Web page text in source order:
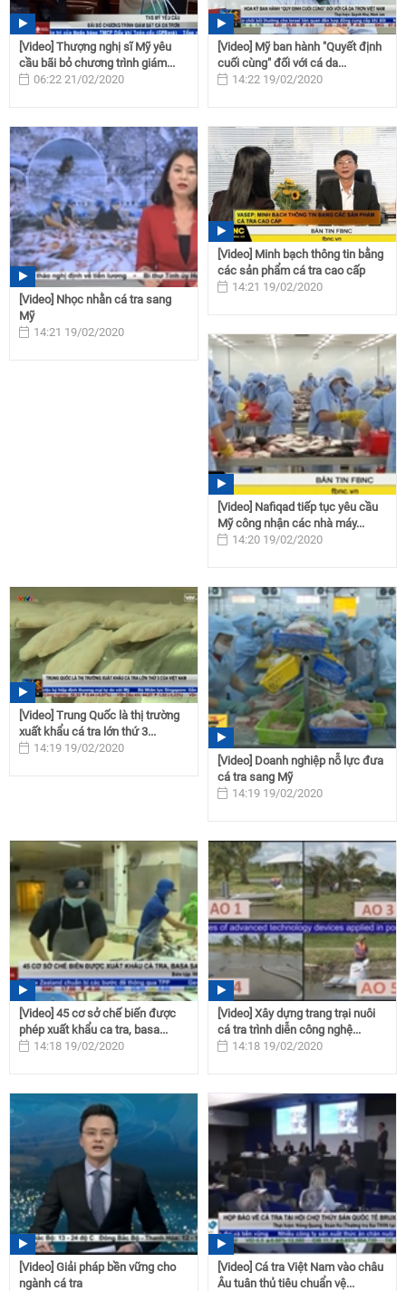
[Video] Thượng nghị sĩ Mỹ yêu
cầu bãi bỏ chương trình giám...
06:22 21/02/2020
[Video] Mỹ ban hành "Quyết định
cuối cùng" đối với cá da...
14:22 19/02/2020
[Video] Nhọc nhằn cá tra sang
Mỹ
14:21 19/02/2020
[Video] Minh bạch thông tin bằng
các sản phẩm cá tra cao cấp
14:21 19/02/2020
[Video] Nafiqad tiếp tục yêu cầu
Mỹ công nhận các nhà máy...
14:20 19/02/2020
[Video] Trung Quốc là thị trường
xuất khẩu cá tra lớn thứ 3...
14:19 19/02/2020
[Video] Doanh nghiệp nỗ lực đưa
cá tra sang Mỹ
14:19 19/02/2020
[Video] 45 cơ sở chế biến được
phép xuất khẩu ca tra, basa...
14:18 19/02/2020
[Video] Xây dựng trang trại nuôi
cá tra trình diễn công nghệ...
14:18 19/02/2020
[Video] Giải pháp bền vững cho
ngành cá tra
[Video] Cá tra Việt Nam vào châu
Âu tuân thủ tiêu chuẩn vệ...